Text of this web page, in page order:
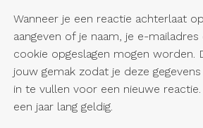
Wanneer je een reactie achterlaat
aangeven of je naam, je e-
cookie opgeslagen mogen worden.
jouw gemak zodat je deze
in te vullen voor een nieuwe
een jaar lang geldig.